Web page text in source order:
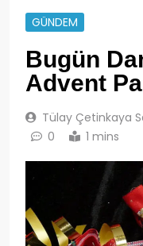
GÜNDEM
Bugün
Advent
Tülay Çetinkaya
0
1 mins